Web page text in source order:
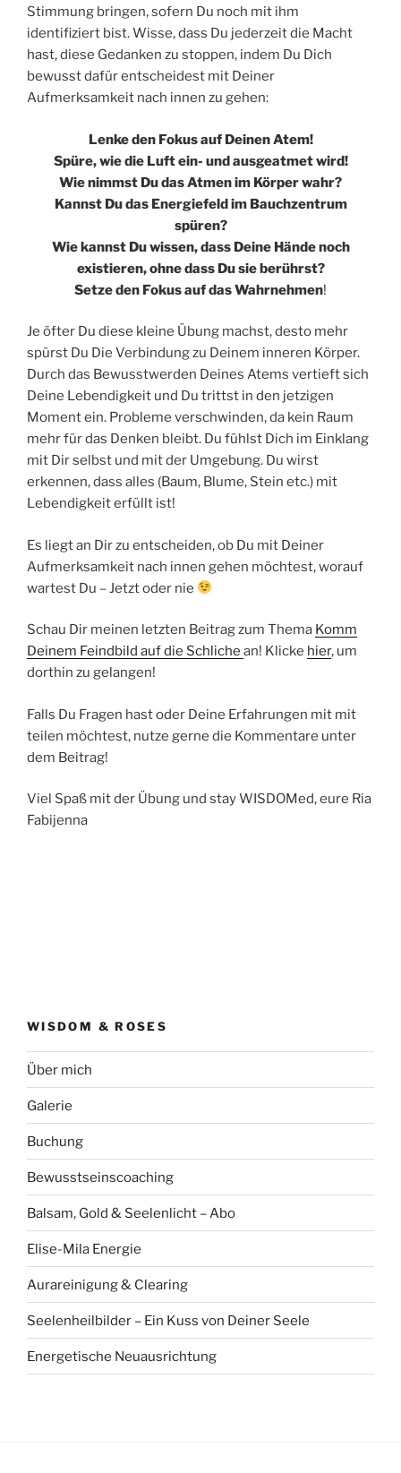
Stimmung bringen, sofern Du noch mit ihm
identifiziert bist. Wisse, dass Du jederzeit die Macht
hast, diese Gedanken zu stoppen, indem Du Dich
bewusst dafür entscheidest mit Deiner
Aufmerksamkeit nach innen zu gehen:
Lenke den Fokus auf Deinen Atem!
Spüre, wie die Luft ein- und ausgeatmet wird!
Wie nimmst Du das Atmen im Körper wahr?
Kannst Du das Energiefeld im Bauchzentrum
spüren?
Wie kannst Du wissen, dass Deine Hände noch
existieren, ohne dass Du sie berührst?
Setze den Fokus auf das Wahrnehmen!
Je öfter Du diese kleine Übung machst, desto mehr
spürst Du Die Verbindung zu Deinem inneren Körper.
Durch das Bewusstwerden Deines Atems vertieft sich
Deine Lebendigkeit und Du trittst in den jetzigen
Moment ein. Probleme verschwinden, da kein Raum
mehr für das Denken bleibt. Du fühlst Dich im Einklang
mit Dir selbst und mit der Umgebung. Du wirst
erkennen, dass alles (Baum, Blume, Stein etc.) mit
Lebendigkeit erfüllt ist!
Es liegt an Dir zu entscheiden, ob Du mit Deiner
Aufmerksamkeit nach innen gehen möchtest, worauf
wartest Du – Jetzt oder nie
Schau Dir meinen letzten Beitrag zum Thema Komm
Deinem Feindbild auf die Schliche an! Klicke hier, um
dorthin zu gelangen!
Falls Du Fragen hast oder Deine Erfahrungen mit mit
teilen möchtest, nutze gerne die Kommentare unter
dem Beitrag!
Viel Spaß mit der Übung und stay WISDOMed, eure Ria
Fabijenna
WISDOM & ROSES
Über mich
Galerie
Buchung
Bewusstseinscoaching
Balsam, Gold & Seelenlicht – Abo
Elise-Mila Energie
Aurareinigung & Clearing
Seelenheilbilder – Ein Kuss von Deiner Seele
Energetische Neuausrichtung